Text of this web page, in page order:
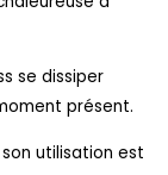
se dissiper
présent.
son utilisation est